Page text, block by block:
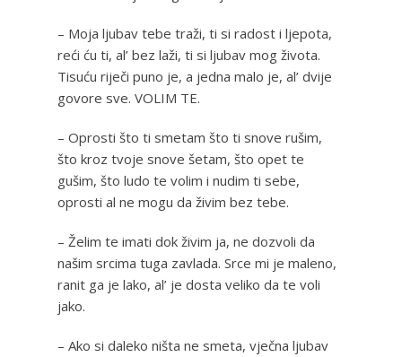
– Moja ljubav tebe traži, ti si radost i ljepota,
reći ću ti, al’ bez laži, ti si ljubav mog života.
Tisuću riječi puno je, a jedna malo je, al’ dvije
govore sve. VOLIM TE.
– Oprosti što ti smetam što ti snove rušim,
što kroz tvoje snove šetam, što opet te
gušim, što ludo te volim i nudim ti sebe,
oprosti al ne mogu da živim bez tebe.
– Želim te imati dok živim ja, ne dozvoli da
našim srcima tuga zavlada. Srce mi je maleno,
ranit ga je lako, al’ je dosta veliko da te voli
jako.
– Ako si daleko ništa ne smeta, vječna ljubav